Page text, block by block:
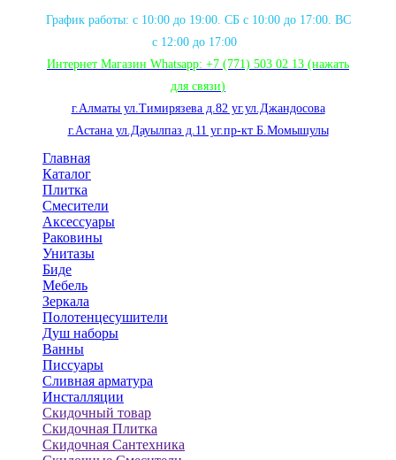
График работы: с 10:00 до 19:00. СБ с 10:00 до 17:00. ВС
с 12:00 до 17:00
Интернет Магазин Whatsapp: +7 (771) 503 02 13 (нажать
для связи)
г.Алматы ул.Тимирязева д.82 уг.ул.Джандосова
г.Астана ул.Дауылпаз д.11 уг.пр-кт Б.Момышулы
Главная
Каталог
Плитка
Смесители
Аксессуары
Раковины
Унитазы
Биде
Мебель
Зеркала
Полотенцесушители
Душ наборы
Ванны
Писсуары
Сливная арматура
Инсталляции
Скидочный товар
Скидочная Плитка
Скидочная Сантехника